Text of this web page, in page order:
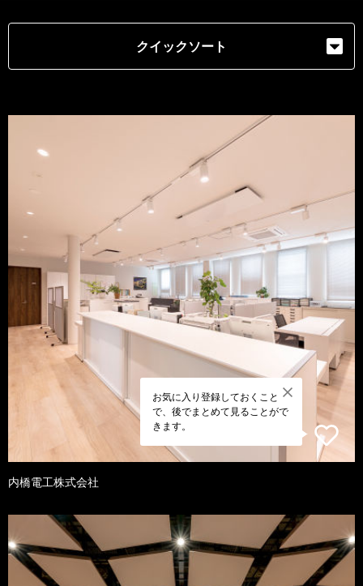
クイックソート
お気に入り登録しておくこと
で、後でまとめて見ることがで
きます。
内橋電工株式会社